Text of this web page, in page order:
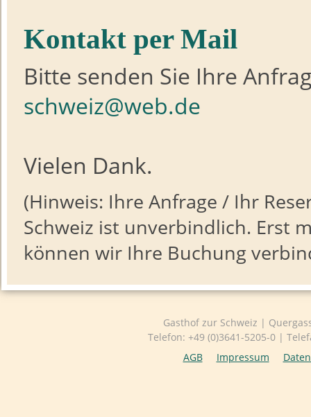
Gemütliches Ambiente ...
Kontakt per Mail
Bitte senden Sie Ihre
schweiz@web.de
Vielen Dank.
(Hinweis: Ihre Anfrage / Ihr
Schweiz ist unverbindlich. Erst
können wir Ihre Buchung
Gasthof zur Schweiz |
Telefon: +49 (0)3641-5205-0 |
AGB
Impressum